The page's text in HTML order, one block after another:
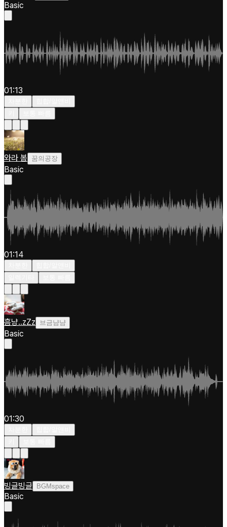
Basic
01:13
와라 봄 꿈의공장
Basic
01:14
흠냥..zZz 브금냠냠
Basic
01:30
빙글빙글 BGMspace
Basic